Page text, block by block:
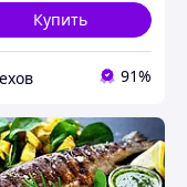
Купить
91%